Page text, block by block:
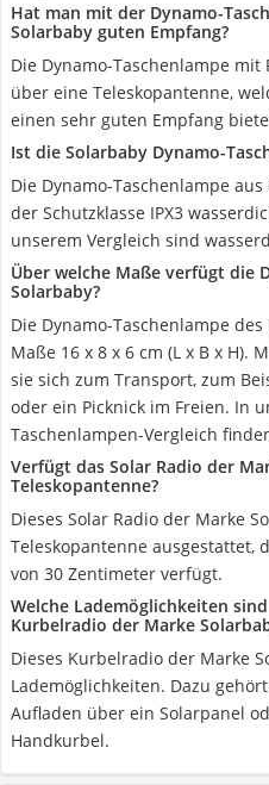
Hat man mit der Dynamo-
Solarbaby guten Empfang?
Die Dynamo-Taschenlampe
über eine Teleskopantenne,
einen sehr guten Empfang
Ist die Solarbaby Dynamo-
Die Dynamo-Taschenlampe
der Schutzklasse IPX3
unserem Vergleich sind
Über welche Maße verfügt die
Solarbaby?
Die Dynamo-Taschenlampe
Maße 16 x 8 x 6 cm (L x B x H).
sie sich zum Transport, zum
oder ein Picknick im Freien. In
Taschenlampen-Vergleich
Verfügt das Solar Radio der
Teleskopantenne?
Dieses Solar Radio der Marke
Teleskopantenne ausgestattet,
von 30 Zentimeter verfügt.
Welche Lademöglichkeiten
Kurbelradio der Marke
Dieses Kurbelradio der Marke
Lademöglichkeiten. Dazu
Aufladen über ein Solarpanel
Handkurbel.